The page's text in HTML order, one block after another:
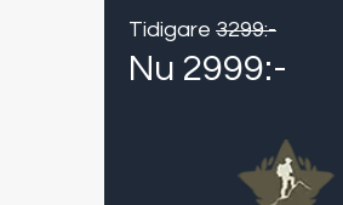
Tidigare 3299:-
Nu 2999:-